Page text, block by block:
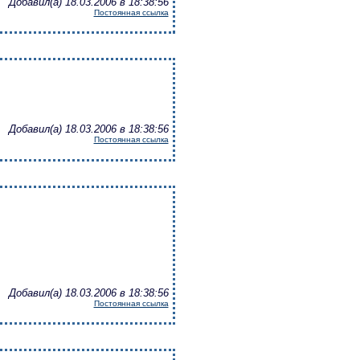
Постоянная ссылка
Добавил(а) 18.03.2006 в 18:38:56
Постоянная ссылка
Добавил(а) 18.03.2006 в 18:38:56
Постоянная ссылка